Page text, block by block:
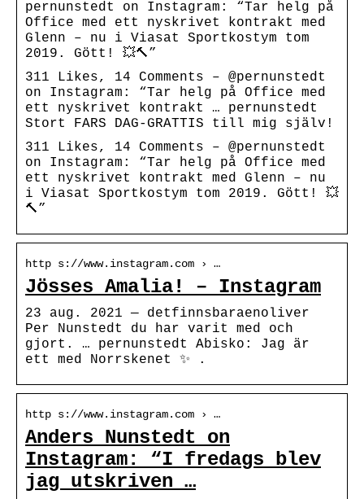
pernunstedt on Instagram: “Tar helg på
Office med ett nyskrivet kontrakt med
Glenn – nu i Viasat Sportkostym tom
2019. Gött! 💥🔨”
311 Likes, 14 Comments – @pernunstedt
on Instagram: “Tar helg på Office med
ett nyskrivet kontrakt … pernunstedt
Stort FARS DAG-GRATTIS till mig själv!
311 Likes, 14 Comments – @pernunstedt
on Instagram: “Tar helg på Office med
ett nyskrivet kontrakt med Glenn – nu
i Viasat Sportkostym tom 2019. Gött! 💥
🔨”
http s://www.instagram.com › …
Jösses Amalia! – Instagram
23 aug. 2021 — detfinnsbaraenoliver
Per Nunstedt du har varit med och
gjort. … pernunstedt Abisko: Jag är
ett med Norrskenet ✨ .
http s://www.instagram.com › …
Anders Nunstedt on
Instagram: “I fredags blev
jag utskriven …